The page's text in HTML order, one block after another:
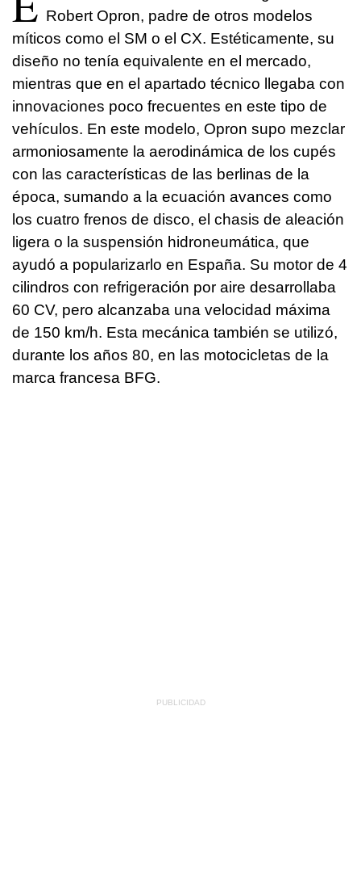
Robert Opron, padre de otros modelos
míticos como el SM o el CX. Estéticamente, su
diseño no tenía equivalente en el mercado,
mientras que en el apartado técnico llegaba con
innovaciones poco frecuentes en este tipo de
vehículos. En este modelo, Opron supo mezclar
armoniosamente la aerodinámica de los cupés
con las características de las berlinas de la
época, sumando a la ecuación avances como
los cuatro frenos de disco, el chasis de aleación
ligera o la suspensión hidroneumática, que
ayudó a popularizarlo en España. Su motor de 4
cilindros con refrigeración por aire desarrollaba
60 CV, pero alcanzaba una velocidad máxima
de 150 km/h. Esta mecánica también se utilizó,
durante los años 80, en las motocicletas de la
marca francesa BFG.